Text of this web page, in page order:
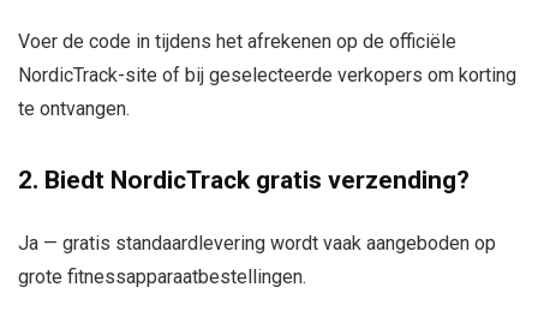
Voer de code in tijdens het afrekenen op de officiële
NordicTrack-site of bij geselecteerde verkopers om korting
te ontvangen.
2. Biedt NordicTrack gratis verzending?
Ja — gratis standaardlevering wordt vaak aangeboden op
grote fitnessapparaatbestellingen.